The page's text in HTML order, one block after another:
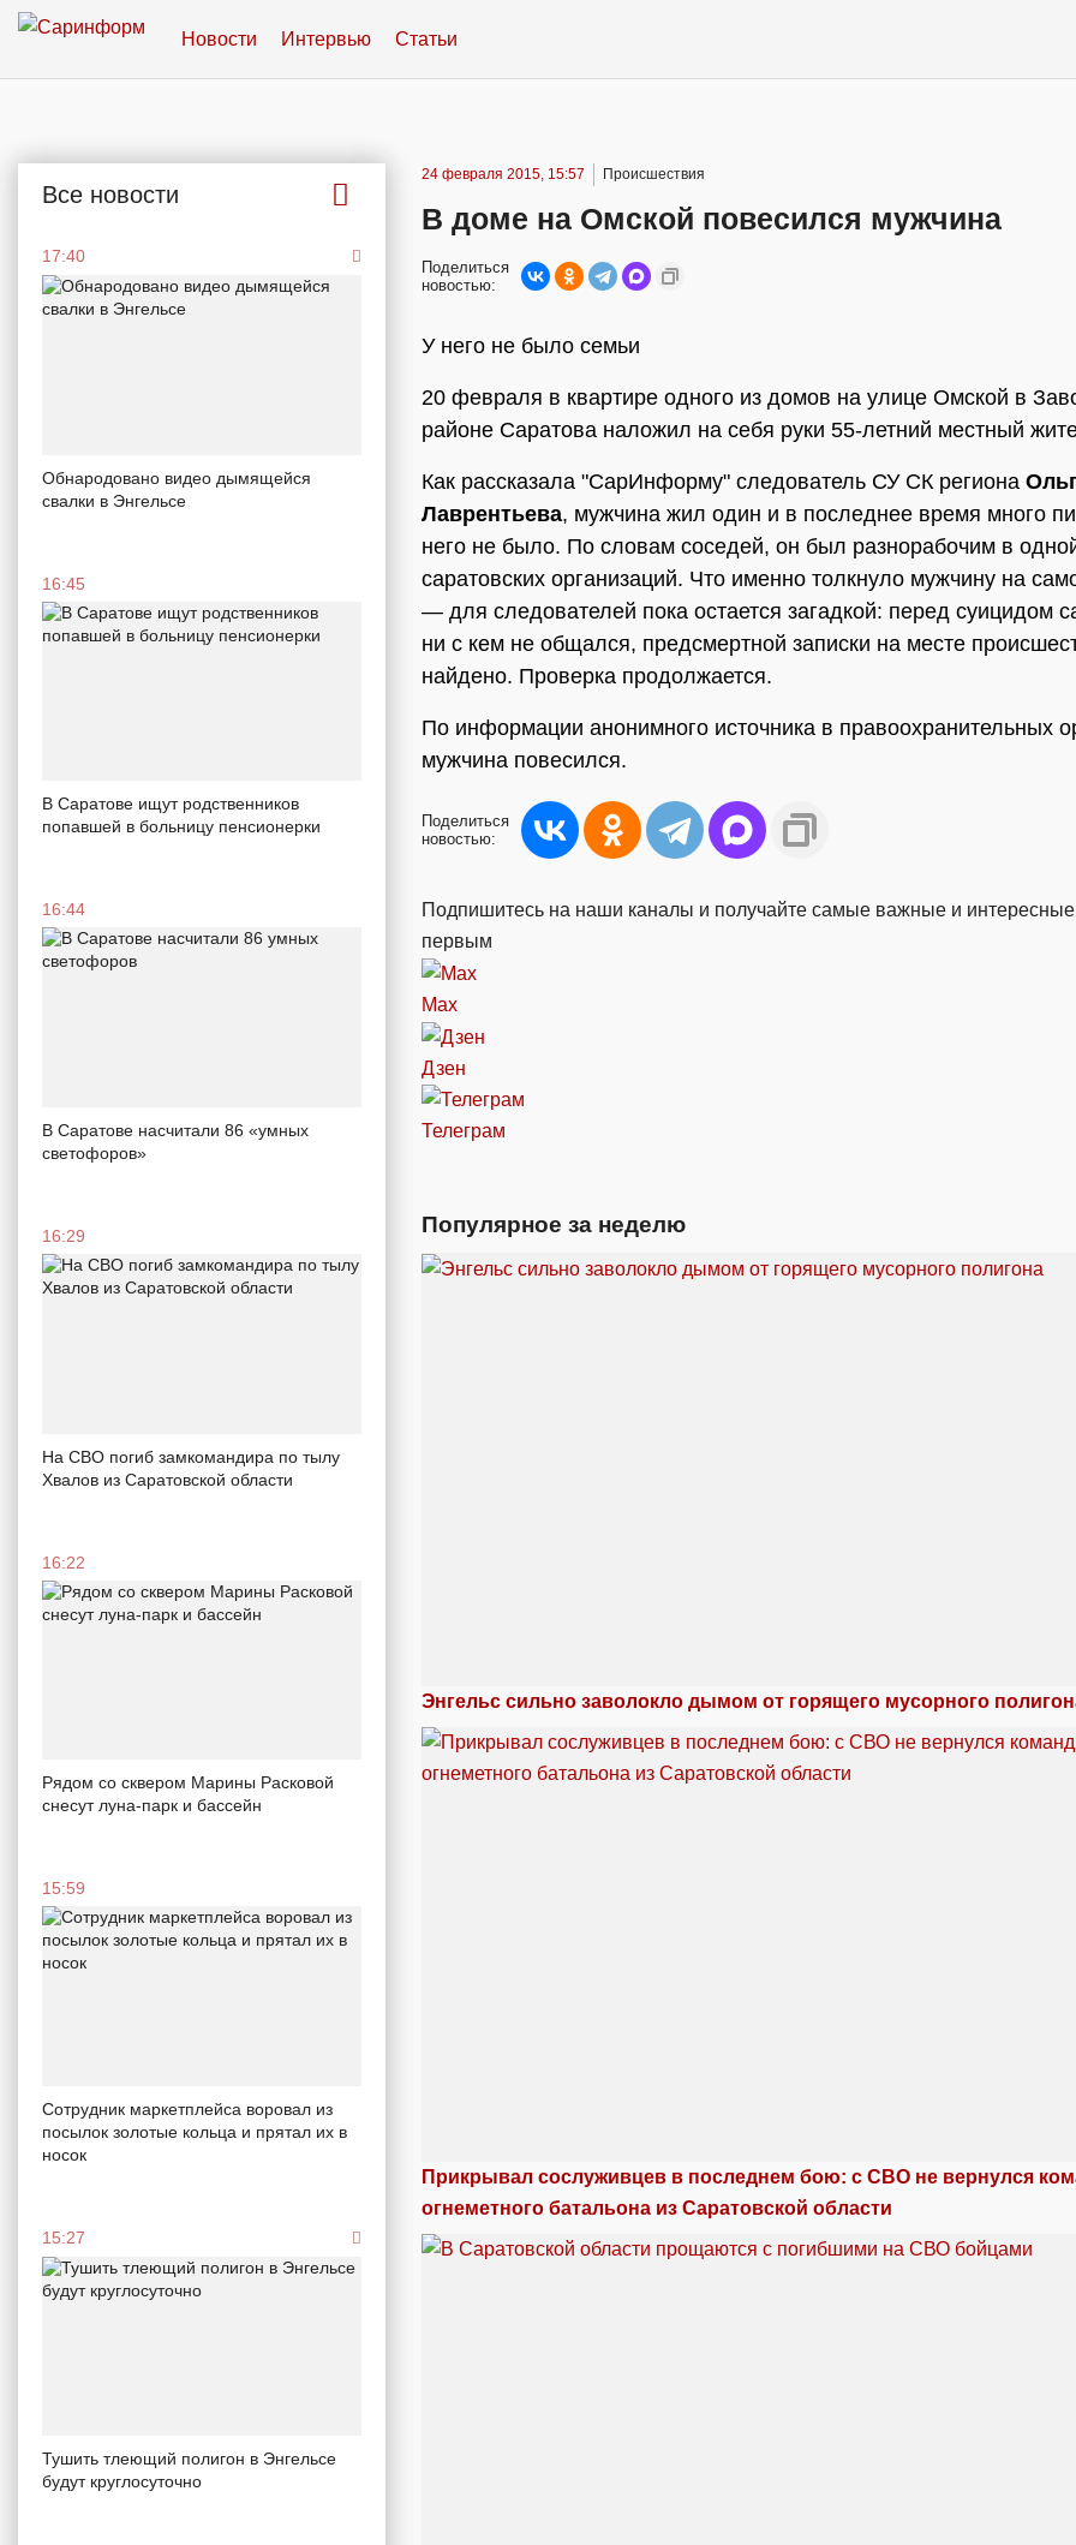
Новости Интервью Статьи
Все новости
17:40
Обнародовано видео дымящейся
свалки в Энгельсе
16:45
В Саратове ищут родственников
попавшей в больницу пенсионерки
16:44
В Саратове насчитали 86 «умных
светофоров»
16:29
На СВО погиб замкомандира по тылу
Хвалов из Саратовской области
16:22
Рядом со сквером Марины Расковой
снесут луна-парк и бассейн
15:59
Сотрудник маркетплейса воровал из
посылок золотые кольца и прятал их в
носок
15:27
Тушить тлеющий полигон в Энгельсе
будут круглосуточно
24 февраля 2015, 15:57 Происшествия
В доме на Омской повесился мужчина
Поделиться
новостью:
У него не было семьи
20 февраля в квартире одного из домов на улице Омской в
районе Саратова наложил на себя руки 55-летний местный
Как рассказала "СарИнформу" следователь СУ СК региона
Лаврентьева, мужчина жил один и в последнее время много
него не было. По словам соседей, он был разнорабочим в
саратовских организаций. Что именно толкнуло мужчину на
— для следователей пока остается загадкой: перед суицидом
ни с кем не общался, предсмертной записки на месте
найдено. Проверка продолжается.
По информации анонимного источника в правоохранительных
мужчина повесился.
Поделиться
новостью:
Подпишитесь на наши каналы и получайте самые важные и интересные
первым
Max
Дзен
Телеграм
Популярное за неделю
Энгельс сильно заволокло дымом от горящего мусорного
Прикрывал сослуживцев в последнем бою: с СВО не вернулся
огнеметного батальона из Саратовской области